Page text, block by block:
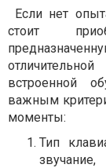
Если нет
стоит
встроенной
важным
моменты:
Тип